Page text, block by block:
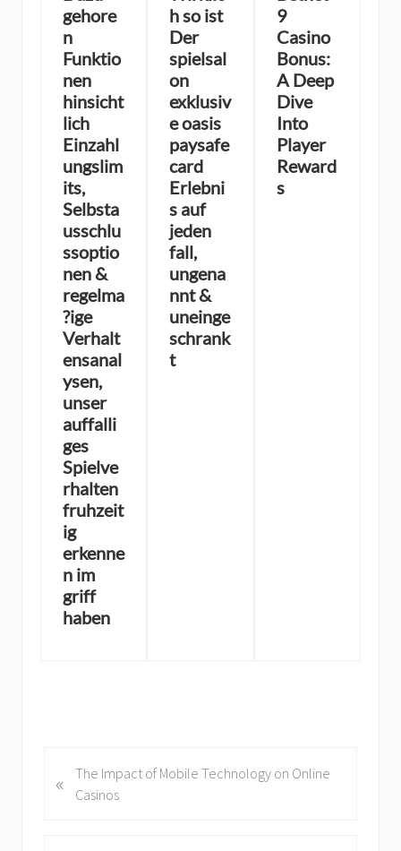
gehore
n
Funktio
nen
hinsicht
lich
Einzahl
ungslim
its,
Selbsta
usschlu
ssoptio
nen &
regelma
?ige
Verhalt
ensanal
ysen,
unser
auffalli
ges
Spielve
rhalten
fruhzeit
ig
erkenne
n im
griff
haben
h so ist
Der
spielsal
on
exklusiv
e oasis
paysafe
card
Erlebni
s auf
jeden
fall,
ungena
nnt &
uneinge
schrank
t
9
Casino
Bonus:
A Deep
Dive
Into
Player
Reward
s
r
«
The Impact of Mobile Technology on Online
Casinos